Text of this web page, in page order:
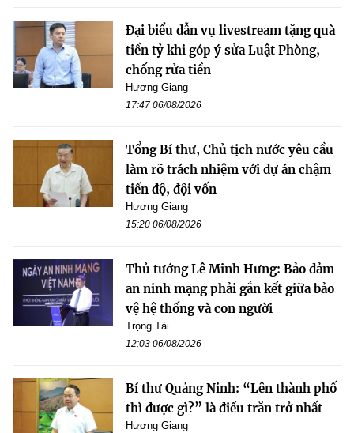
Đại biểu dẫn vụ livestream tặng quà
tiền tỷ khi góp ý sửa Luật Phòng,
chống rửa tiền
Hương Giang
17:47 06/08/2026
Tổng Bí thư, Chủ tịch nước yêu cầu
làm rõ trách nhiệm với dự án chậm
tiến độ, đội vốn
Hương Giang
15:20 06/08/2026
Thủ tướng Lê Minh Hưng: Bảo đảm
an ninh mạng phải gắn kết giữa bảo
vệ hệ thống và con người
Trọng Tài
12:03 06/08/2026
Bí thư Quảng Ninh: “Lên thành phố
thì được gì?” là điều trăn trở nhất
Hương Giang